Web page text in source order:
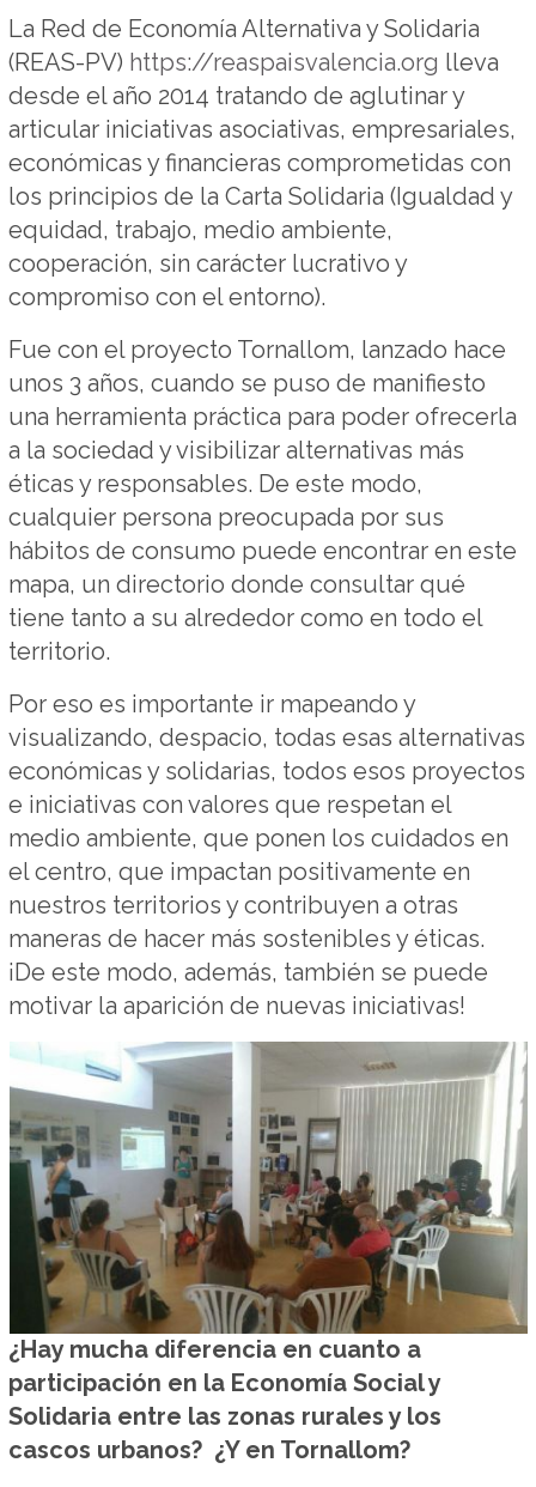
La Red de Economía Alternativa y Solidaria
(REAS-PV) https://reaspaisvalencia.org lleva
desde el año 2014 tratando de aglutinar y
articular iniciativas asociativas, empresariales,
económicas y financieras comprometidas con
los principios de la Carta Solidaria (Igualdad y
equidad, trabajo, medio ambiente,
cooperación, sin carácter lucrativo y
compromiso con el entorno).
Fue con el proyecto Tornallom, lanzado hace
unos 3 años, cuando se puso de manifiesto
una herramienta práctica para poder ofrecerla
a la sociedad y visibilizar alternativas más
éticas y responsables. De este modo,
cualquier persona preocupada por sus
hábitos de consumo puede encontrar en este
mapa, un directorio donde consultar qué
tiene tanto a su alrededor como en todo el
territorio.
Por eso es importante ir mapeando y
visualizando, despacio, todas esas alternativas
económicas y solidarias, todos esos proyectos
e iniciativas con valores que respetan el
medio ambiente, que ponen los cuidados en
el centro, que impactan positivamente en
nuestros territorios y contribuyen a otras
maneras de hacer más sostenibles y éticas.
¡De este modo, además, también se puede
motivar la aparición de nuevas iniciativas!
¿Hay mucha diferencia en cuanto a
participación en la Economía Social y
Solidaria entre las zonas rurales y los
cascos urbanos? ¿Y en Tornallom?